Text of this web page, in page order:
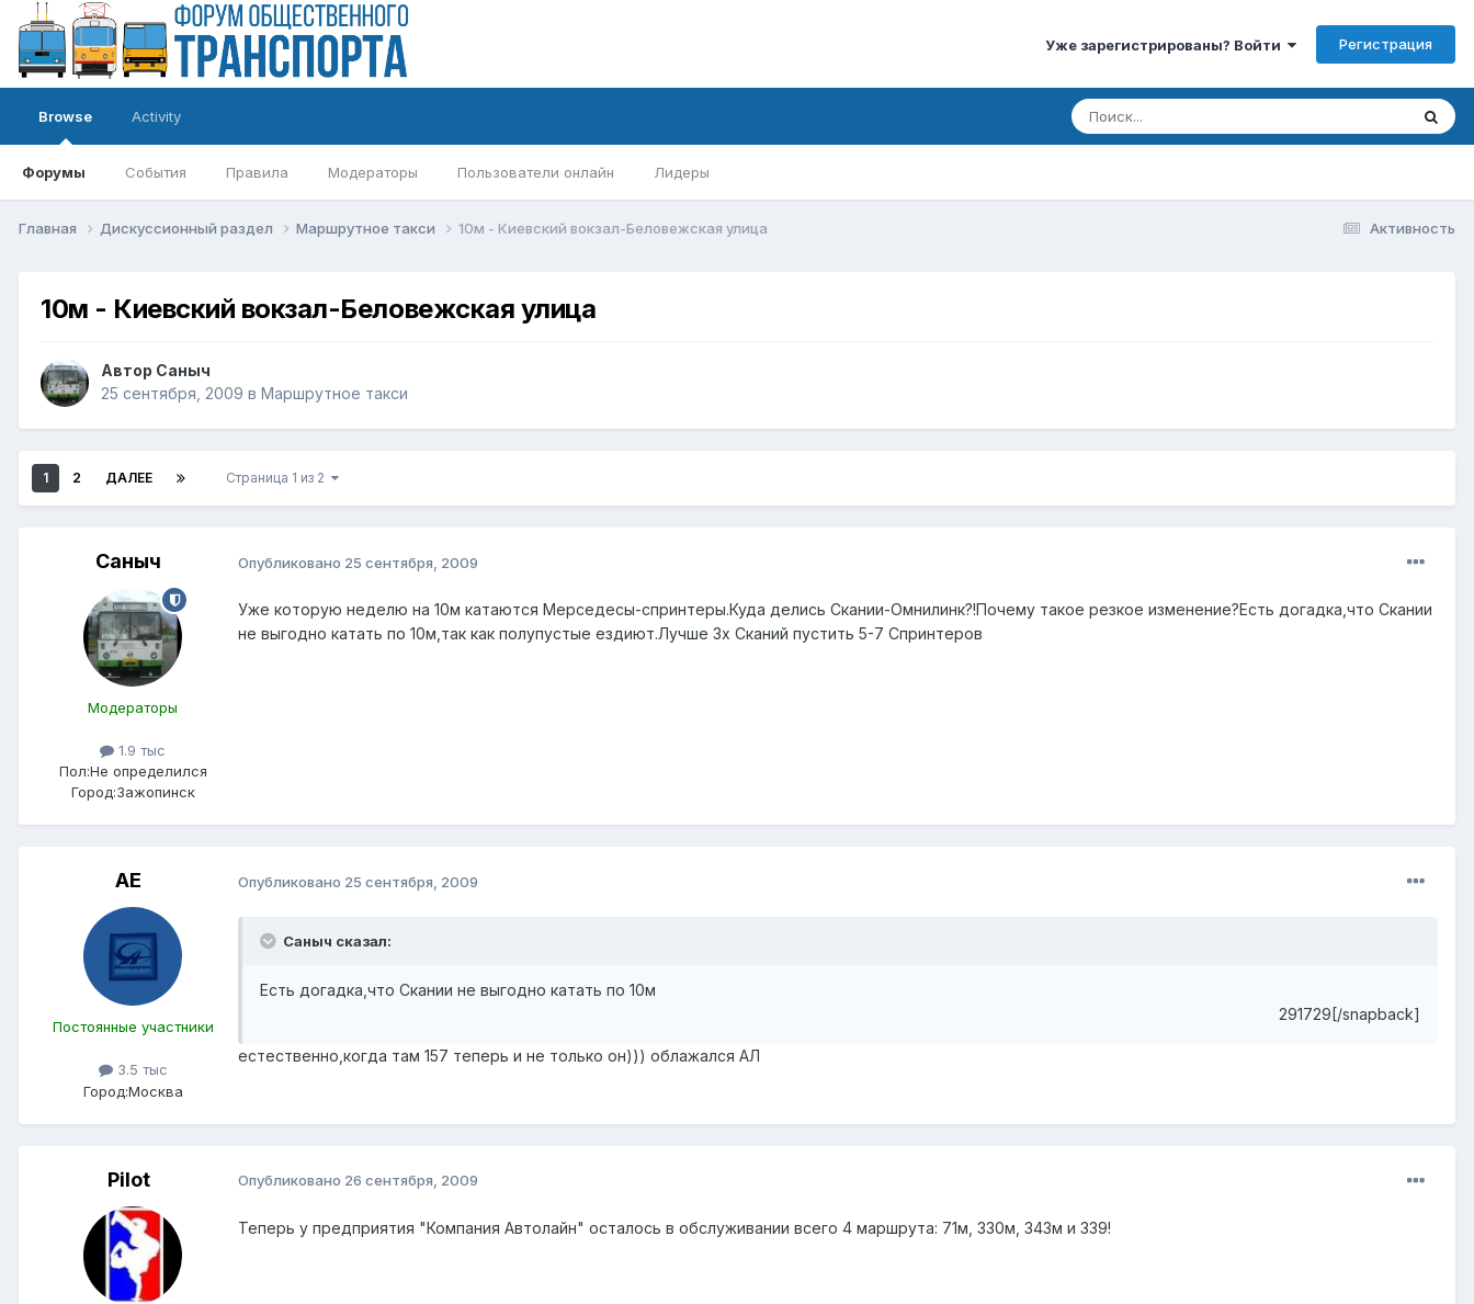
Уже зарегистрированы? Войти Регистрация
Browse
Форумы События Правила Модераторы Пользователи онлайн Лидеры
Activity
Активность
Главная Дискуссионный раздел Маршрутное такси 10м - Киевский вокзал-Беловежская улица
10м - Киевский вокзал-Беловежская улица
Автор Саныч
25 сентября, 2009 в Маршрутное такси
1 2 ДАЛЕЕ Страница 1 из 2
Саныч
Модераторы
1.9 тыс
Пол:Не определился
Город:Зажопинск
Опубликовано 25 сентября, 2009
Уже которую неделю на 10м катаются Мерседесы-спринтеры.Куда делись Скании-Омнилинк?!Почему такое резкое изменение?Есть догадка,что Скании
не выгодно катать по 10м,так как полупустые ездиют.Лучше 3х Сканий пустить 5-7 Спринтеров
АЕ
Постоянные участники
3.5 тыс
Город:Москва
Опубликовано 25 сентября, 2009
Саныч сказал:
Есть догадка,что Скании не выгодно катать по 10м
291729[/snapback]
естественно,когда там 157 теперь и не только он))) облажался АЛ
Pilot Опубликовано 26 сентября, 2009
Теперь у предприятия "Компания Автолайн" осталось в обслуживании всего 4 маршрута: 71м, 330м, 343м и 339!